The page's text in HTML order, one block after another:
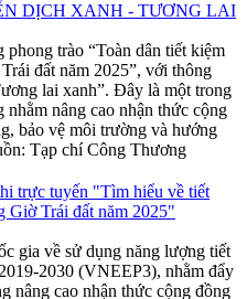
DỊCH XANH - TƯƠNG LAI
trào “Toàn dân tiết kiệm
đất năm 2025”, với thông
lai xanh”. Đây là một trong
nâng cao nhận thức cộng
bảo vệ môi trường và hướng
Tạp chí Công Thương
trực tuyến "Tìm hiểu về tiết
Giờ Trái đất năm 2025"
gia về sử dụng năng lượng tiết
2030 (VNEEP3), nhằm đẩy
nâng cao nhận thức cộng đồng